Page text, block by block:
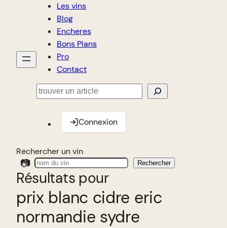
Les vins
Blog
Encheres
Bons Plans
Pro
Contact
Rechercher
Connexion
Rechercher un vin
📷 Rechercher
Résultats pour
prix blanc cidre eric
normandie sydre